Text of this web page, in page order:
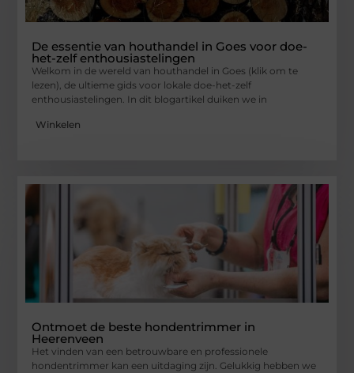
De essentie van houthandel in Goes voor doe-
het-zelf enthousiastelingen
Welkom in de wereld van houthandel in Goes (klik om te
lezen), de ultieme gids voor lokale doe-het-zelf
enthousiastelingen. In dit blogartikel duiken we in
Winkelen
Ontmoet de beste hondentrimmer in
Heerenveen
Het vinden van een betrouwbare en professionele
hondentrimmer kan een uitdaging zijn. Gelukkig hebben we